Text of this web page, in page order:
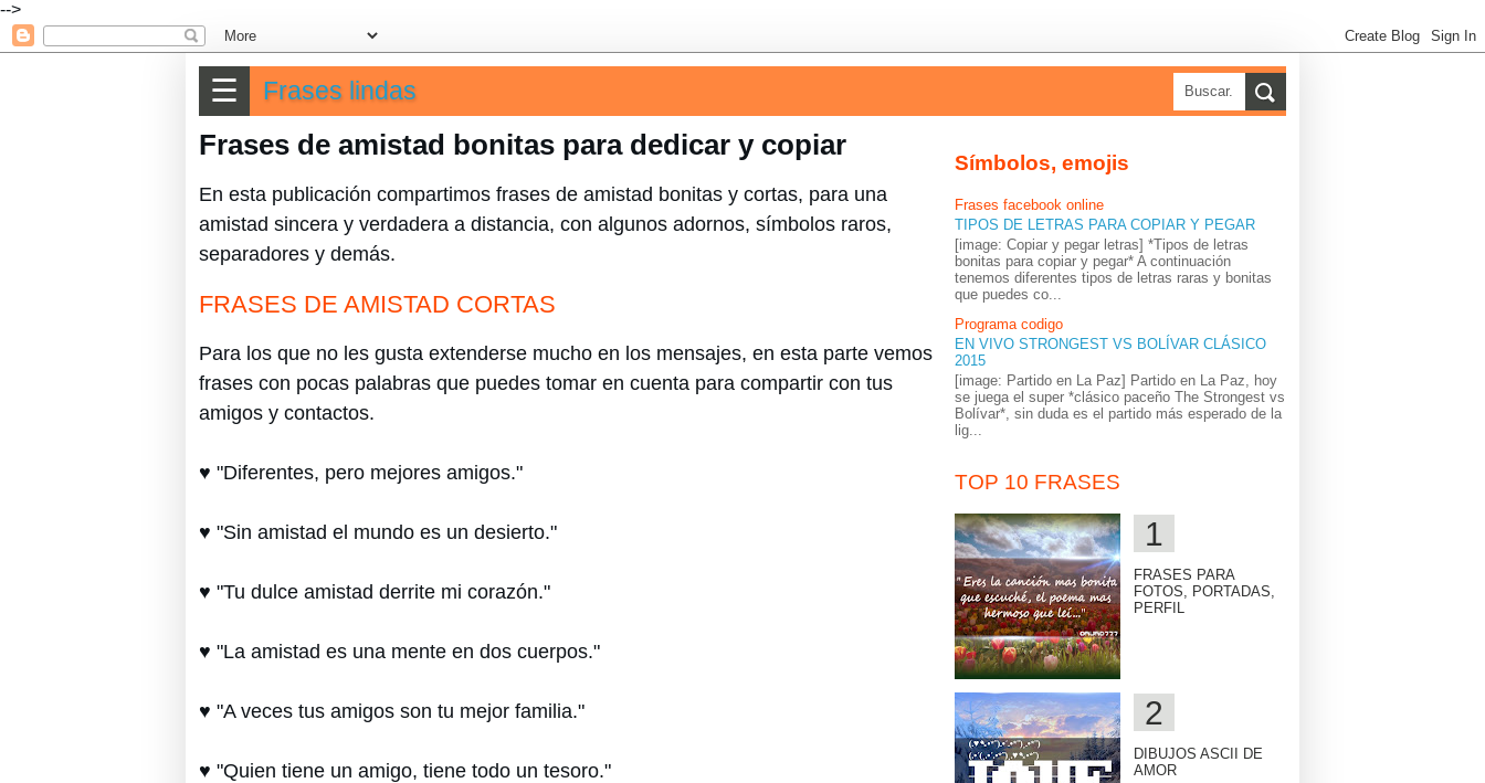
-->
☰ Frases lindas
Frases de amistad bonitas para dedicar y copiar
En esta publicación compartimos frases de amistad bonitas y cortas, para una
amistad sincera y verdadera a distancia, con algunos adornos, símbolos raros,
separadores y demás.
FRASES DE AMISTAD CORTAS
Para los que no les gusta extenderse mucho en los mensajes, en esta parte vemos
frases con pocas palabras que puedes tomar en cuenta para compartir con tus
amigos y contactos.
♥ "Diferentes, pero mejores amigos."
♥ "Sin amistad el mundo es un desierto."
♥ "Tu dulce amistad derrite mi corazón."
♥ "La amistad es una mente en dos cuerpos."
♥ "A veces tus amigos son tu mejor familia."
♥ "Quien tiene un amigo, tiene todo un tesoro."
Símbolos, emojis
Frases facebook online
TIPOS DE LETRAS PARA COPIAR Y PEGAR
[image: Copiar y pegar letras] *Tipos de letras
bonitas para copiar y pegar* A continuación
tenemos diferentes tipos de letras raras y bonitas
que puedes co...
Programa codigo
EN VIVO STRONGEST VS BOLÍVAR CLÁSICO
2015
[image: Partido en La Paz] Partido en La Paz, hoy
se juega el super *clásico paceño The Strongest vs
Bolívar*, sin duda es el partido más esperado de la
lig...
TOP 10 FRASES
FRASES PARA
FOTOS, PORTADAS,
PERFIL
DIBUJOS ASCII DE
AMOR